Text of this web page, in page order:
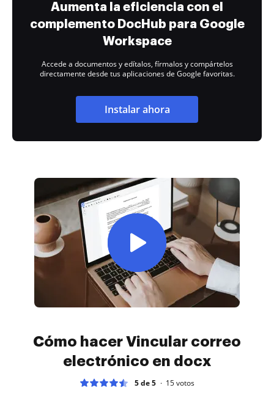
Aumenta la eficiencia con el
complemento DocHub para Google
Workspace
Accede a documentos y edítalos, fírmalos y compártelos
directamente desde tus aplicaciones de Google favoritas.
Instalar ahora
Cómo hacer Vincular correo
electrónico en docx
5 de 5 15votos